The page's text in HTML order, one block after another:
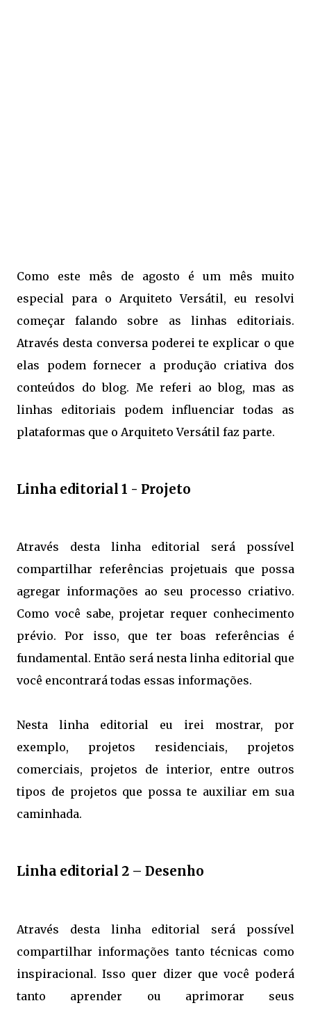
Como este mês de agosto é um mês muito
especial para o Arquiteto Versátil, eu resolvi
começar falando sobre as linhas editoriais.
Através desta conversa poderei te explicar o que
elas podem fornecer a produção criativa dos
conteúdos do blog. Me referi ao blog, mas as
linhas editoriais podem influenciar todas as
plataformas que o Arquiteto Versátil faz parte.
Linha editorial 1 - Projeto
Através desta linha editorial será possível
compartilhar referências projetuais que possa
agregar informações ao seu processo criativo.
Como você sabe, projetar requer conhecimento
prévio. Por isso, que ter boas referências é
fundamental. Então será nesta linha editorial que
você encontrará todas essas informações.
Nesta linha editorial eu irei mostrar, por
exemplo, projetos residenciais, projetos
comerciais, projetos de interior, entre outros
tipos de projetos que possa te auxiliar em sua
caminhada.
Linha editorial 2 – Desenho
Através desta linha editorial será possível
compartilhar informações tanto técnicas como
inspiracional. Isso quer dizer que você poderá
tanto aprender ou aprimorar seus